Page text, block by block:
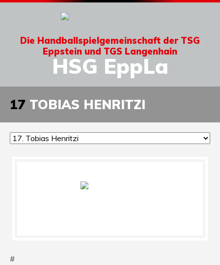
Die Handballspielgemeinschaft der TSG
Eppstein und TGS Langenhain
HSG EppLa
17 TOBIAS HENRITZI
#